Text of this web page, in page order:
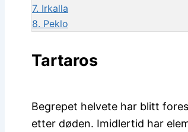
7. Irkalla
8. Peklo
Tartaros
Begrepet helvete har blitt
etter døden. Imidlertid har